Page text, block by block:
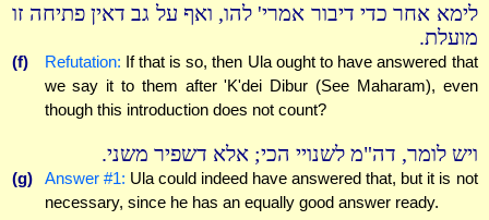
לימא אחר כדי דיבור אמרי' להו, ואף על גב דאין פתיחה זו
מועלת.
(f) Refutation: If that is so, then Ula ought to have answered that
we say it to them after 'K'dei Dibur (See Maharam), even
though this introduction does not count?
ויש לומר, דה"מ לשנויי הכי; אלא דשפיר משני.
(g) Answer #1: Ula could indeed have answered that, but it is not
necessary, since he has an equally good answer ready.